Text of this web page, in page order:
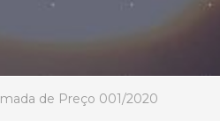
de Preço 001/2020